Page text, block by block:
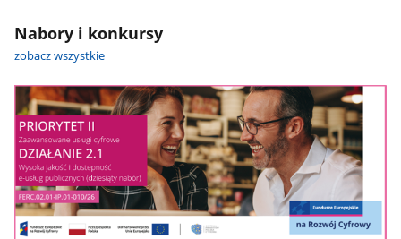
Nabory i konkursy
zobacz wszystkie